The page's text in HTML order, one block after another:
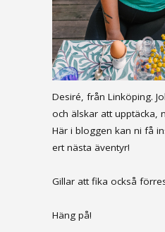
Desiré, från Linköping.
och älskar att upptäcka,
Här i bloggen kan ni få
ert nästa äventyr!
Gillar att fika också
Häng på!